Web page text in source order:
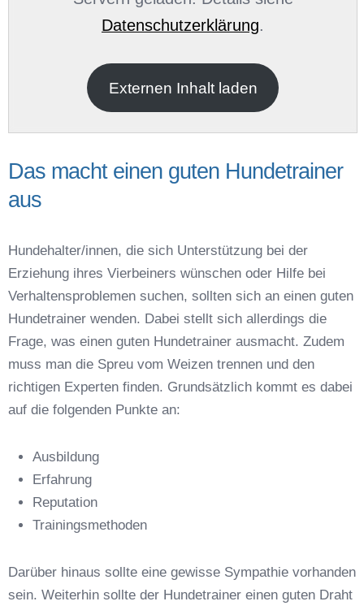
Anschrift
Datenschutzerklärung.
Externen Inhalt laden
Das macht einen guten Hundetrainer
aus
Hundehalter/innen, die sich Unterstützung bei der
Erziehung ihres Vierbeiners wünschen oder Hilfe bei
Verhaltensproblemen suchen, sollten sich an einen guten
Hundetrainer wenden. Dabei stellt sich allerdings die
Frage, was einen guten Hundetrainer ausmacht. Zudem
muss man die Spreu vom Weizen trennen und den
richtigen Experten finden. Grundsätzlich kommt es dabei
auf die folgenden Punkte an:
Ausbildung
Erfahrung
Reputation
Trainingsmethoden
Darüber hinaus sollte eine gewisse Sympathie vorhanden
sein. Weiterhin sollte der Hundetrainer einen guten Draht